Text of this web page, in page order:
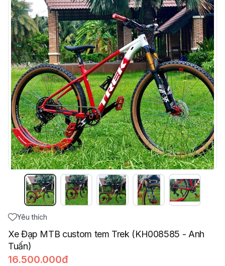
Yêu thích
Xe Đạp MTB custom tem Trek (KH008585 - Anh
Tuấn)
16.500.000đ